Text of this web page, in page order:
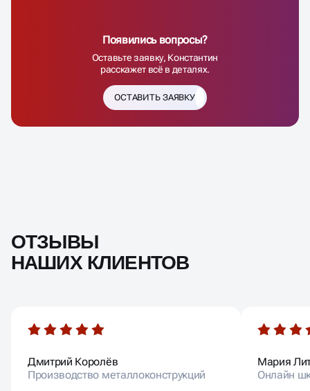
Появились вопросы?
Оставьте заявку, Константин
расскажет всё в деталях.
ОСТАВИТЬ ЗАЯВКУ
ОТЗЫВЫ
НАШИХ КЛИЕНТОВ
Дмитрий Королёв
Производство металлоконструкций
Мария
Онлайн